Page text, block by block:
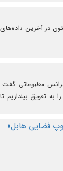
در آخرین داده‌های
مطبوعاتی گفت:
به تعویق بیندازیم تا
فضایی هابل»